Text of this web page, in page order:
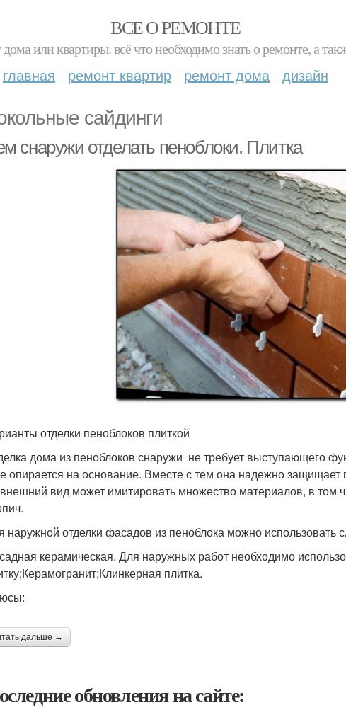
ВСЕ О РЕМОНТЕ
дома или квартиры. всё что необходимо знать о ремонте, а
главная ремонт квартир ремонт дома дизайн
сайдинги
снаружи отделать пеноблоки. Плитка
отделки пеноблоков плиткой
дома из пеноблоков снаружи не требует выступающего
опирается на основание. Вместе с тем она надежно
вид может имитировать множество материалов, в том
наружной отделки фасадов из пеноблока можно использовать
керамическая. Для наружных работ необходимо
плитка.
дальше →
обновления на сайте: